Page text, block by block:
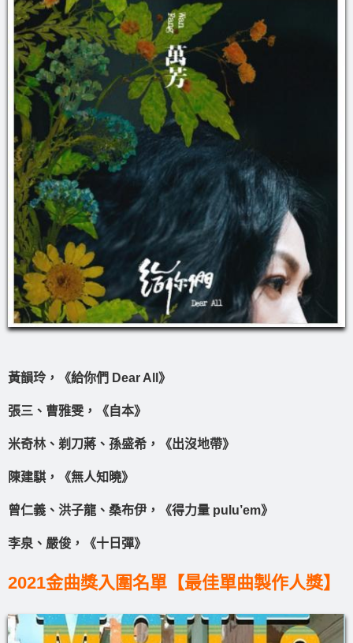
黃韻玲，《給你們 Dear All》
張三、曹雅雯，《自本》
米奇林、剃刀蔣、孫盛希，《出沒地帶》
陳建騏，《無人知曉》
曾仁義、洪子龍、桑布伊，《得力量 pulu’em》
李泉、嚴俊，《十日彈》
2021金曲獎入圍名單【最佳單曲製作人獎】